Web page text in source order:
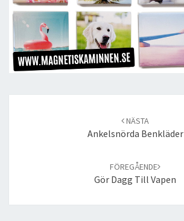
NÄSTA
Ankelsnörda Benkläder
FÖREGÅENDE
Gör Dagg Till Vapen